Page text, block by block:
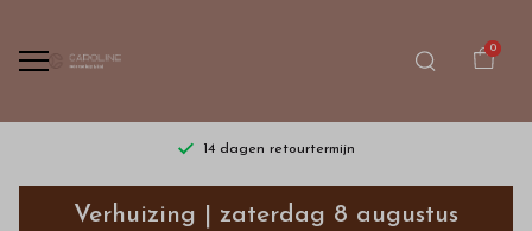
0
14 dagen retourtermijn
JurkenVerhuizing | zaterdag 8 augustus